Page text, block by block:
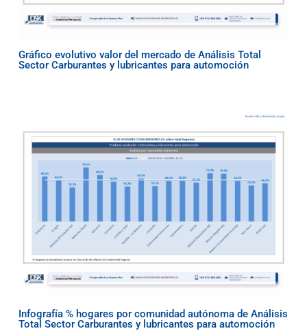
Gráfico evolutivo valor del mercado de Análisis Total
Sector Carburantes y lubricantes para automoción
Infografía % hogares por comunidad autónoma de Análisis
Total Sector Carburantes y lubricantes para automoción